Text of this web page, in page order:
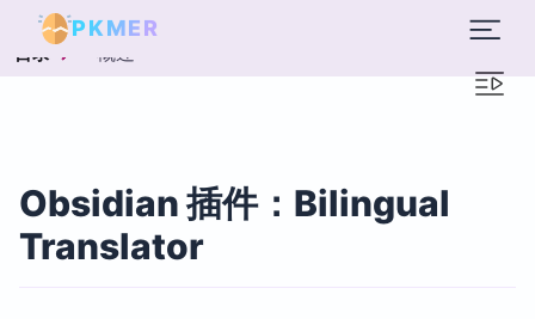
PKMER
目录 概述
Obsidian 插件：Bilingual
Translator